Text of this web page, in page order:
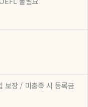
보장/ 미충족 시 등록금